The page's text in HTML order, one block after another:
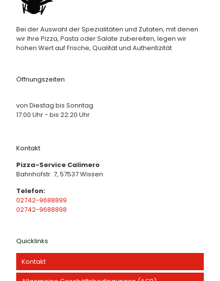
Bei der Auswahl der Spezialitäten und Zutaten, mit denen
wir Ihre Pizza, Pasta oder Salate zubereiten, legen wir
hohen Wert auf Frische, Qualität und Authentizität
Öffnungszeiten
von Diestag bis Sonntag
17:00 Uhr - bis 22:20 Uhr
Kontakt
Pizza-Service Calimero
Bahnhofstr. 7, 57537 Wissen
Telefon:
02742-9688899
02742-9688898
Quicklinks
Kontakt